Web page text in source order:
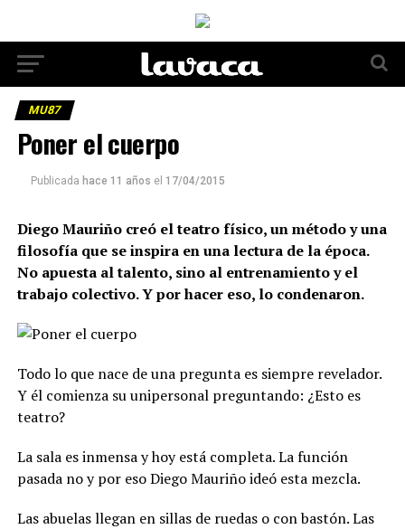
MU87
Poner el cuerpo
Publicada hace 11 años el 17/04/2015
Diego Mauriño creó el teatro físico, un método y una
filosofía que se inspira en una lectura de la época.
No apuesta al talento, sino al entrenamiento y el
trabajo colectivo. Y por hacer eso, lo condenaron.
Todo lo que nace de una pregunta es siempre revelador.
Y él comienza su unipersonal preguntando: ¿Esto es
teatro?
La sala es inmensa y hoy está completa. La función
pasada no y por eso Diego Mauriño ideó esta mezcla.
Las abuelas llegan en sillas de ruedas o con bastón. Las